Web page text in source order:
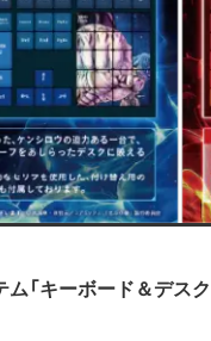
「キーボード＆デスク